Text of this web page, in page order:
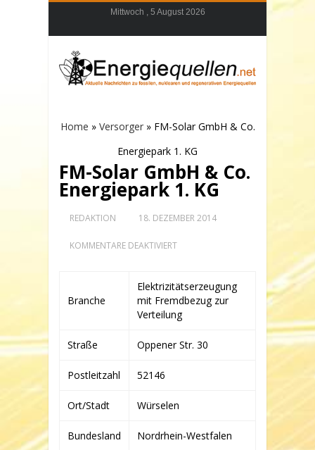
Mittwoch , 5 August 2026
Home » Versorger» FM-Solar GmbH & Co.
Energiepark 1. KG
FM-Solar GmbH & Co.
Energiepark 1. KG
REDAKTION 18. DEZEMBER 2014
KOMMENTARE DEAKTIVIERTFÜR
&
CO.
ENERGIEPARK
1.
Branche
Elektrizitätserzeugung
mit Fremdbezug zur
Verteilung
Straße Oppener Str. 30
Postleitzahl 52146
Ort/Stadt Würselen
Bundesland Nordrhein-Westfalen